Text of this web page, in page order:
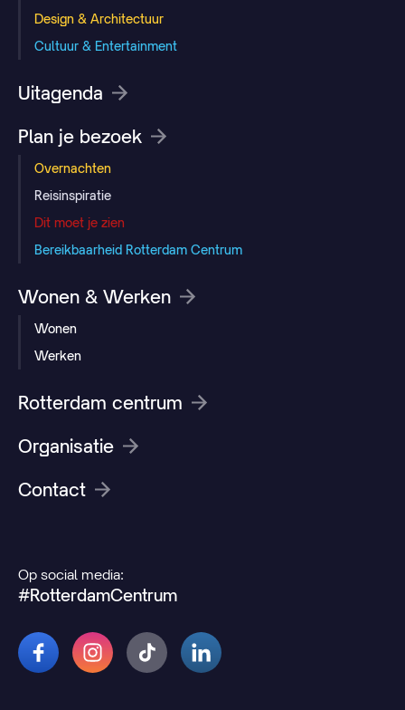
Design & Architectuur
Cultuur & Entertainment
Uitagenda
Plan je bezoek
Overnachten
Reisinspiratie
Dit moet je zien
Bereikbaarheid Rotterdam Centrum
Wonen & Werken
Wonen
Werken
Rotterdam centrum
Organisatie
Contact
Op social media:
#RotterdamCentrum